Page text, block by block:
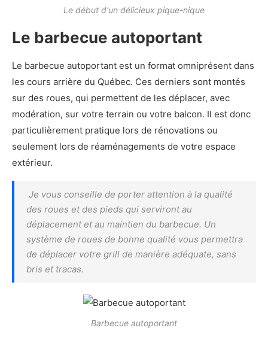
Le début d'un délicieux pique-nique
Le barbecue autoportant
Le barbecue autoportant est un format omniprésent dans
les cours arrière du Québec. Ces derniers sont montés
sur des roues, qui permettent de les déplacer, avec
modération, sur votre terrain ou votre balcon. Il est donc
particulièrement pratique lors de rénovations ou
seulement lors de réaménagements de votre espace
extérieur.
Je vous conseille de porter attention à la qualité
des roues et des pieds qui serviront au
déplacement et au maintien du barbecue. Un
système de roues de bonne qualité vous permettra
de déplacer votre grill de manière adéquate, sans
bris et tracas.
Barbecue autoportant